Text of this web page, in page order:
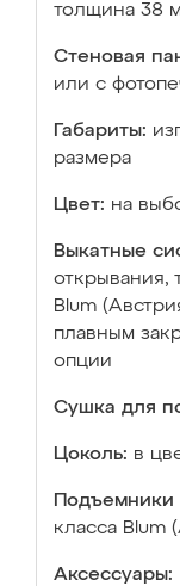
толщина 38
Стеновая
или с
Габариты:
размера
Цвет: на
Выкатные
открывания,
Blum
плавным
опции
Сушка для
Цоколь: в
Подъемники
класса Blum
Аксессуары: